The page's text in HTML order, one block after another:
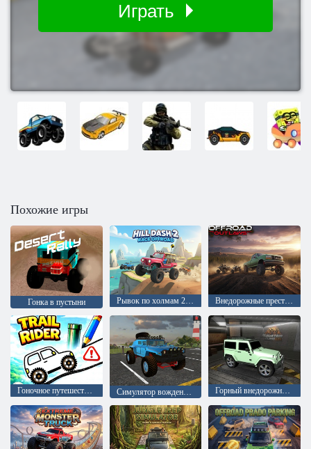
Играть
Похожие игры
Гонка в пустыни Рывок по холмам 2: Внедорожные гонки Внедорожные преступники
Гоночное путешествие Симулятор вождения внедорожника 4x4 Горный внедорожник 4x4